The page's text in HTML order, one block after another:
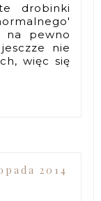
drobinki
na pewno
nie
więc się
2014